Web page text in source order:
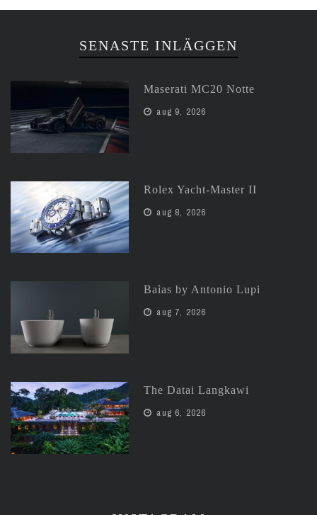
SENASTE INLÄGGEN
Maserati MC20 Notte
aug 9, 2026
Rolex Yacht-Master II
aug 8, 2026
Baìas by Antonio Lupi
aug 7, 2026
The Datai Langkawi
aug 6, 2026